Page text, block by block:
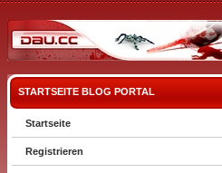
STARTSEITE BLOG PORTAL
Startseite
Registrieren